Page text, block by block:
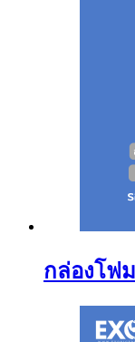
กล่องโฟ